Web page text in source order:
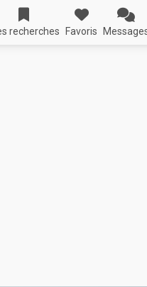
recherches Favoris